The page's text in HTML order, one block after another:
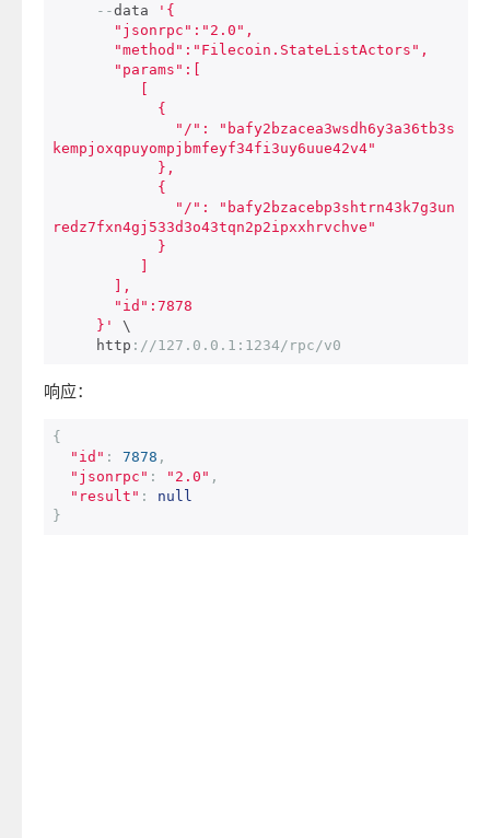
--data
'{
kempjoxqpuyompjbmfeyf34fi3uy6uue42v4"
redz7fxn4gj533d3o43tqn2p2ipxxhrvchve"
     }'
\
     http
: //127.0.0.1:1234/rpc/v0
响应：
{
"id" : 7878 ,
"jsonrpc" : "2.0" ,
"result" :
null
}